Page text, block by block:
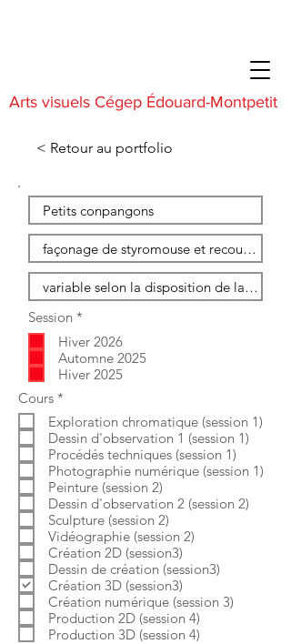
Arts visuels Cégep Édouard-Montpetit
< Retour au portfolio
Session *
l
i
g
a
i
r
e
Hiver 2026
Automne 2025
Hiver 2025
Cours *
l
i
g
a
t
o
i
r
e
Exploration chromatique (session 1)
Dessin d'observation 1 (session 1)
Procédés techniques (session 1)
Photographie numérique (session 1)
Peinture (session 2)
Dessin d'observation 2 (session 2)
Sculpture (session 2)
Vidéographie (session 2)
Création 2D (session3)
Dessin de création (session3)
Création 3D (session3)
Création numérique (session 3)
Production 2D (session 4)
Production 3D (session 4)